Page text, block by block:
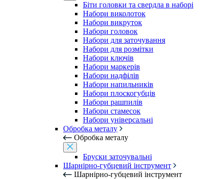
Біти головки та свердла в наборі
Набори виколоток
Набори викруток
Набори головок
Набори для заточування
Набори для розмітки
Набори ключів
Набори маркерів
Набори надфілів
Набори напильників
Набори плоскогубців
Набори рашпилів
Набори стамесок
Набори універсальні
Обробка металу
Обробка металу
Бруски заточувальні
Шарнірно-губцевий інструмент
Шарнірно-губцевий інструмент